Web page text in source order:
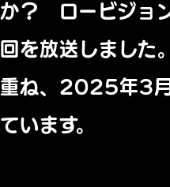
か？ ロービジョ
回を放送しました
重ね、2025年3
ています。